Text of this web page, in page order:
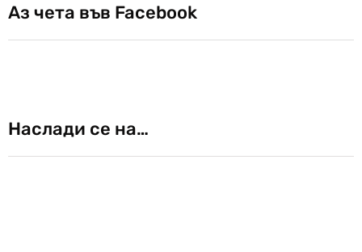
Аз чета във Facebook
Наслади се на…